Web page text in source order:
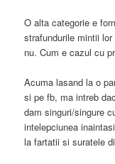
O alta categorie e
strafundurile mintii
nu. Cum e cazul cu
Acuma lasand la o
si pe fb, ma intreb
dam singuri/singure
intelepciunea
la fartatii si suratele